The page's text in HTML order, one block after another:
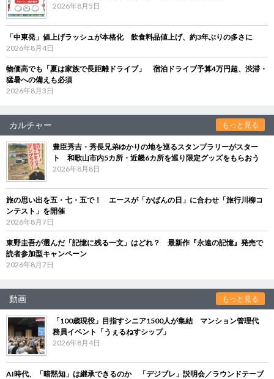
2026年8月5日
「中東発」値上げラッシュが本格化 飲食料品値上げ、約3年ぶりの多さに
2026年8月4日
物価高でも「夏は家族で長距離ドライブ」 宿泊ドライブ予算4万円超、渋滞・
猛暑への備えも必須
2026年8月3日
カルチャー もっと見る
豊臣秀吉・秀長兄弟ゆかりの地を巡るスタンプラリーがスター
ト 和歌山市内5カ所・近畿6カ所を巡り限定グッズをもらおう
2026年8月8日
旅の思い出を五・七・五で！ エースが「かばんの日」に合わせ「旅行川柳コ
ンテスト」を開催
2026年8月7日
東野圭吾が選んだ「記憶に残る一文」はどれ？ 最新作『永遠の記憶』発売で
読者参加型キャンペーン
2026年8月7日
動画 もっと見る
「100歳現役」目指すシニア1500人が集結 マンション管理代
務員イベント「うぇるねすシップ」
2026年8月4日
AI時代、「暗黙知」は継承できるのか 「デジブレ」説明会／ラウンドテーブ